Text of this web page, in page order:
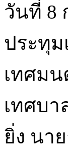
วันที่ 8
ประทุ
เทศม
เทศบ
ยิ่ง นา